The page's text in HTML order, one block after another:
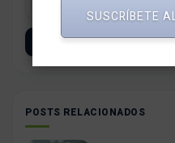
POSTS RELACIONADOS
SUSCRÍBETE